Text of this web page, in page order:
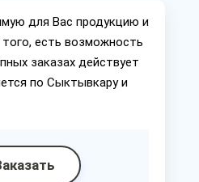
для Вас продукцию и
есть возможность
заказах действует
по Сыктывкару и